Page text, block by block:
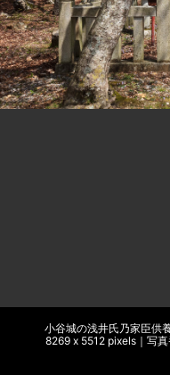
小谷城の浅井氏乃家臣供
8269 x 5512 pixels｜写